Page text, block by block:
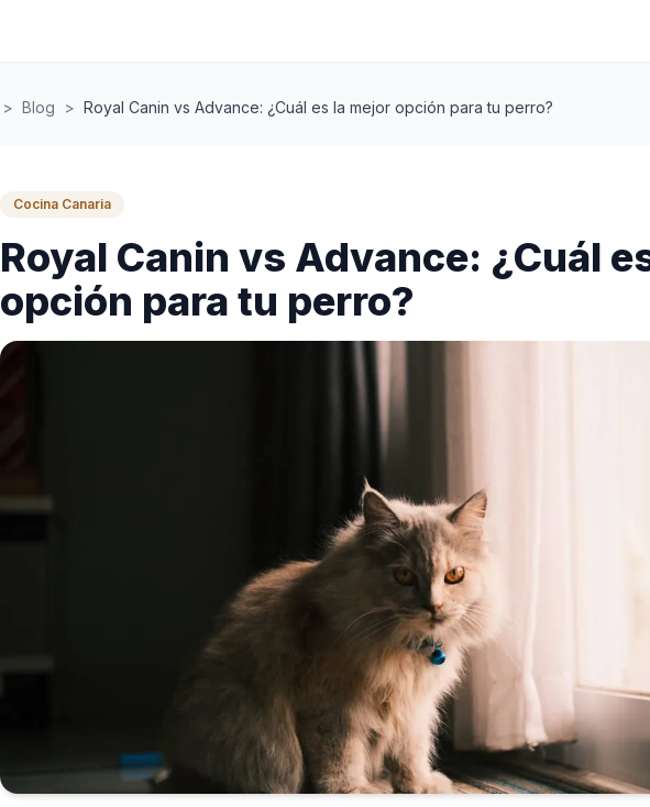
> Blog > Royal Canin vs Advance: ¿Cuál es la mejor opción para tu perro?
Cocina Canaria
Royal Canin vs Advance: ¿Cuál
opción para tu perro?